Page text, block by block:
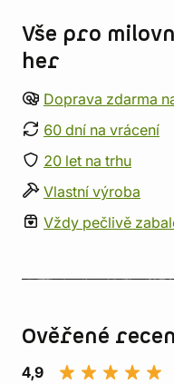
Vše pro
her
Doprava zdarma
60 dní na vrácení
20 let na trhu
Vlastní výroba
Vždy pečlivě
Ověřené
4,9